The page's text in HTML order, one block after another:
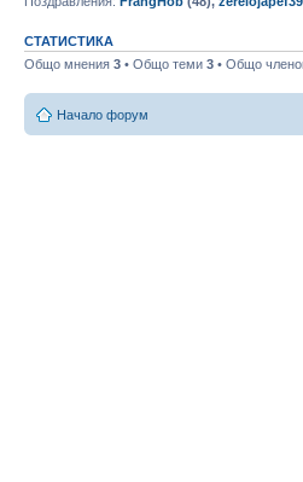
СТАТИСТИКА
Общо мнения 3 • Общо теми 3 • Общо
Начало форум